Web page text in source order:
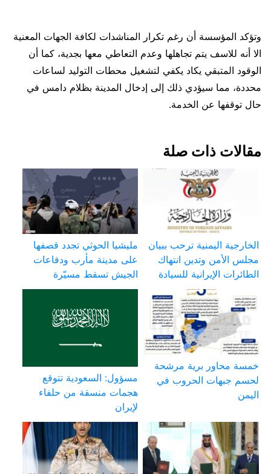
وتؤكد المؤسسة أن رغم تكرار المناشدات لكافة الجهات المعنية
الا أنه للاسف يتم تجاهلها وعدم التعاطي معها بجدية، كما أن
الوقود المتبقي يكاد يكفي لتشغيل محطات التوليد لساعات
محددة، مما سيؤدي ذلك إلى إدخال المدينة بظلام دامس في
حال توقفها عن الخدمة.
مقالات ذات صلة
الخارجية اليمنية ترحب ببيان
مجلس الأمن وتدين انتهاك
الطائرات الإيرانية للسيادة
مليشيا الحوثي تجدد قصفها
على مدينة مأرب ودفاعات
الجيش تسقط مسيّرة
خمسة محاور برية مرشحة
لحسم جبهات الحروب في
اليمن
مسؤول: السعودية تتوقع
هجمات منسقة من حلفاء
لإيران